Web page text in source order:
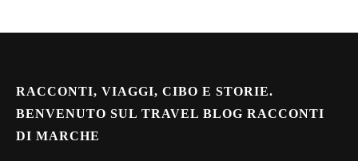
RACCONTI, VIAGGI, CIBO E STORIE.
BENVENUTO SUL TRAVEL BLOG RACCONTI
DI MARCHE